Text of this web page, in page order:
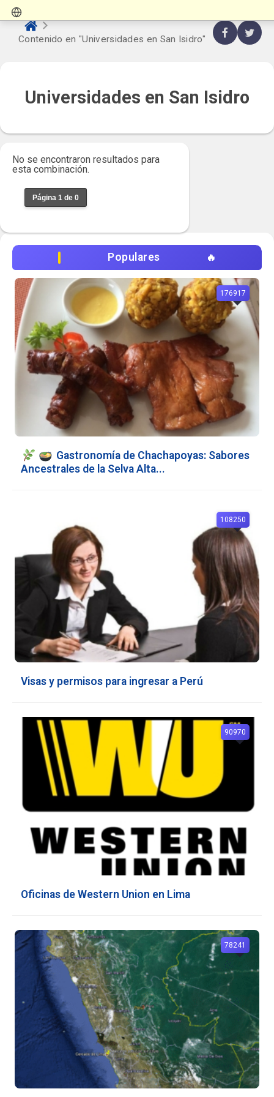
Contenido en "Universidades en San Isidro"
Universidades en San Isidro
No se encontraron resultados para
esta combinación.
Página 1 de 0
Populares
Gastronomía de Chachapoyas: Sabores
Ancestrales de la Selva Alta...
176917
Visas y permisos para ingresar a Perú
108250
Oficinas de Western Union en Lima
90970
78241